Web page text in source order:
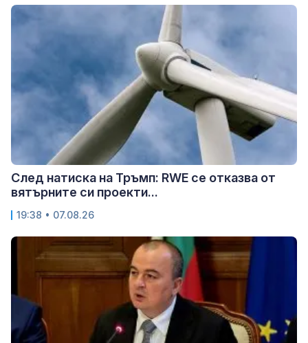
След натиска на Тръмп: RWE се отказва от
вятърните си проекти...
19:38 • 07.08.26